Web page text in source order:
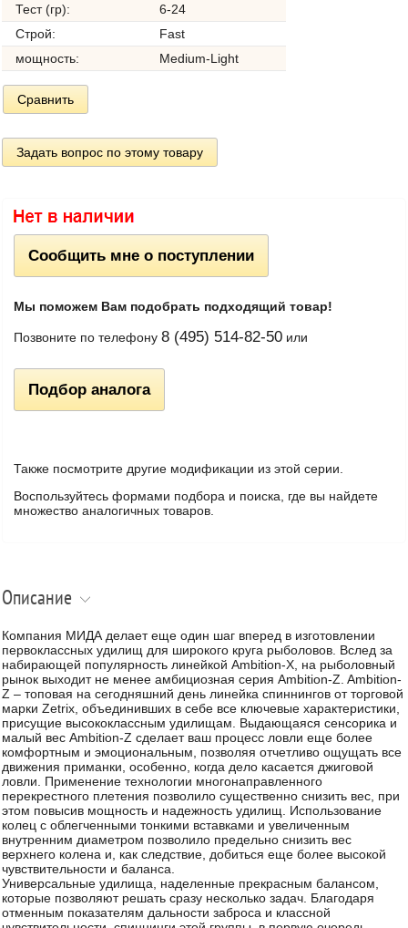
Тест (гр):
6-24
Строй:
Fast
мощность:
Medium-Light
Сравнить
Задать вопрос по этому товару
Сообщить мне о поступлении
Мы поможем Вам подобрать подходящий товар!
Позвоните по телефону 8 (495) 514-82-50 или
Подбор аналога
Также посмотрите другие модификации из этой серии.
Воспользуйтесь формами подбора и поиска, где вы найдете
множество аналогичных товаров.
Описание
Компания МИДА делает еще один шаг вперед в изготовлении
первоклассных удилищ для широкого круга рыболовов. Вслед за
набирающей популярность линейкой Ambition-X, на рыболовный
рынок выходит не менее амбициозная серия Ambition-Z. Ambition-
Z – топовая на сегодняшний день линейка спиннингов от торговой
марки Zetrix, объединивших в себе все ключевые характеристики,
присущие высококлассным удилищам. Выдающаяся сенсорика и
малый вес Ambition-Z сделает ваш процесс ловли еще более
комфортным и эмоциональным, позволяя отчетливо ощущать все
движения приманки, особенно, когда дело касается джиговой
ловли. Применение технологии многонаправленного
перекрестного плетения позволило существенно снизить вес, при
этом повысив мощность и надежность удилищ. Использование
колец с облегченными тонкими вставками и увеличенным
внутренним диаметром позволило предельно снизить вес
верхнего колена и, как следствие, добиться еще более высокой
чувствительности и баланса.
Универсальные удилища, наделенные прекрасным балансом,
которые позволяют решать сразу несколько задач. Благодаря
отменным показателям дальности заброса и классной